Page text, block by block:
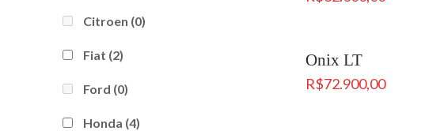
Onix LT
R$72.900,00
Citroen (0)
Fiat (2)
Ford (0)
Honda (4)